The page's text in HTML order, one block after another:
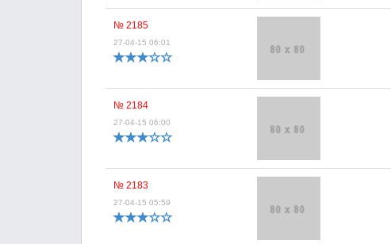
№ 2185
27-04-15 06:01
№ 2184
27-04-15 06:00
№ 2183
27-04-15 05:59